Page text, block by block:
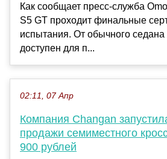
Как сообщает пресс-служба
S5 GT проходит финальные
испытания. От обычного
доступен для п...
02:11, 07 Апр
Компания Changan
продажи семиместного
900 рублей